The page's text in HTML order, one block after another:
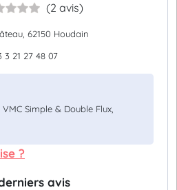
(2 avis)
62150 Houdain
3 21 27 48 07
Simple & Double Flux,
?
avis